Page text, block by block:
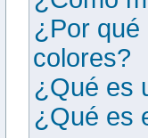
¿Por qué
colores?
¿Qué es
¿Qué es